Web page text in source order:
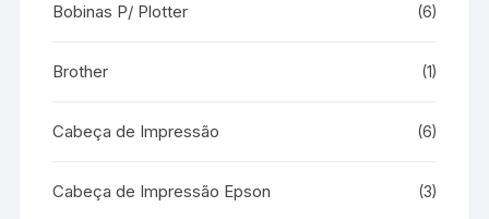
Bobinas P/ Plotter (6)
Brother (1)
Cabeça de Impressão (6)
Cabeça de Impressão Epson (3)